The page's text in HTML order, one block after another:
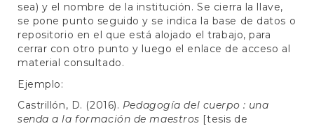
sea) y el nombre de la institución. Se cierra la llave,
se pone punto seguido y se indica la base de datos o
repositorio en el que está alojado el trabajo, para
cerrar con otro punto y luego el enlace de acceso al
material consultado.
Ejemplo:
Castrillón, D. (2016). Pedagogía del cuerpo : una
senda a la formación de maestros [tesis de